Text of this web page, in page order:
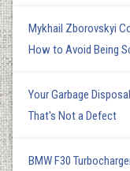
Mykhail Zborovskyi
How to Avoid Being
Your Garbage
That's Not a Defect
BMW F30